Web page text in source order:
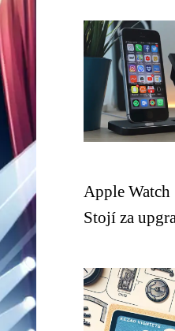
Apple Watch
Stojí za